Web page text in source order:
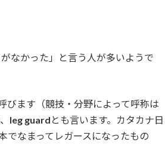
なかった」と言う人が多いようで
びます（競技・分野によって呼称は
leg guard とも言います。カタカナ日
でなまってレガースになったもの